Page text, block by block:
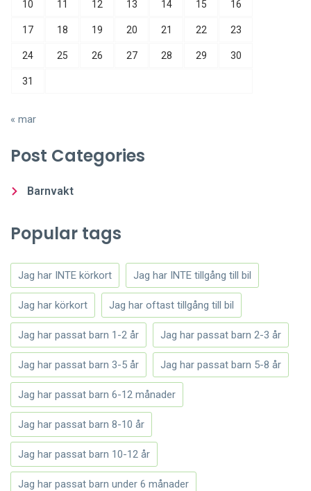
10 11 12 13 14 15 16
17 18 19 20 21 22 23
24 25 26 27 28 29 30
31
« mar
Post Categories
Barnvakt
Popular tags
Jag har INTE körkort Jag har INTE tillgång till bil
Jag har körkort Jag har oftast tillgång till bil
Jag har passat barn 1-2 år Jag har passat barn 2-3 år
Jag har passat barn 3-5 år Jag har passat barn 5-8 år
Jag har passat barn 6-12 månader
Jag har passat barn 8-10 år
Jag har passat barn 10-12 år
Jag har passat barn under 6 månader